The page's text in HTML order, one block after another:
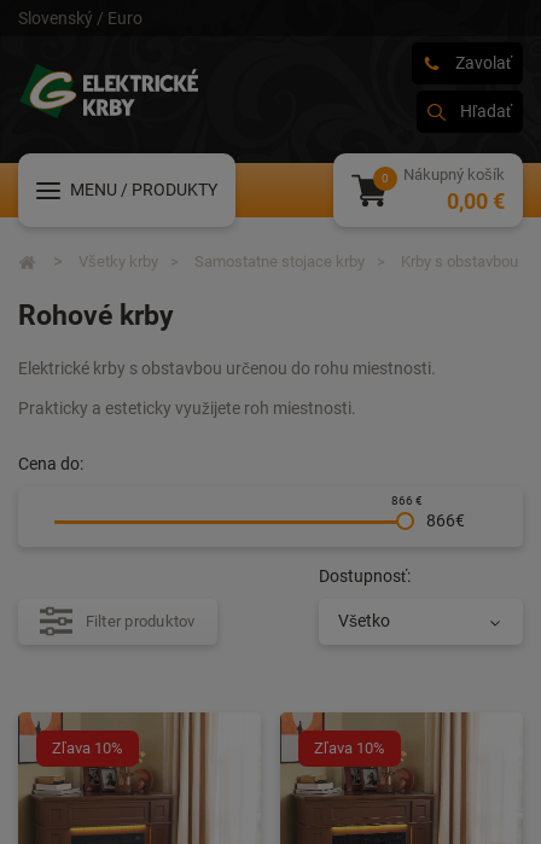
Slovenský / Euro
Zavolať
Hľadať
MENU / PRODUKTY
Nákupný košík
0,00 €
Rohové krby
Elektrické krby s obstavbou určenou do rohu miestnosti.
Prakticky a esteticky využijete roh miestnosti.
Filter produktov
Cena do:
866 €
866€
Dostupnosť:
Všetko
Zľava 10% Zľava 10%
Všetky krby Samostatne stojace krby Krby s obstavbou